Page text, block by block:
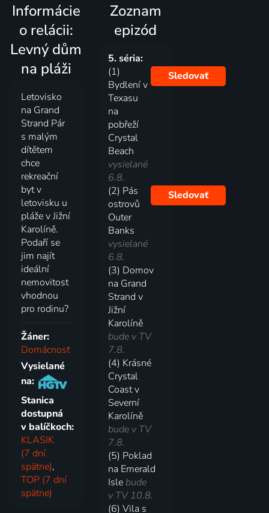
Informácie
o relácii:
Levný dům
na pláži
Letovisko
na Grand
Strand Pár
s malým
dítětem
chce
rekreační
byt v
letovisku u
pláže v Jižní
Karolíně.
Podaří se
jim najít
ideální
nemovitost
vhodnou
pro rodinu?
Žáner:
Domácnosť
Vysielané
na:
Stanica
dostupná
v balíčkoch:
KLASIK
(7 dní
spätne),
TOP (7 dní
spätne)
Zoznam
epizód
5. séria:
(1)
Bydlení v
Texasu
na
pobřeží
Crystal
Beach
vysielané
6.8.
Sledovať
(2) Pás
ostrovů
Outer
Banks
vysielané
6.8.
Sledovať
(3) Domov
na Grand
Strand v
Jižní
Karolíně
bude v TV
7.8.
(4) Krásné
Crystal
Coast v
Severní
Karolíně
bude v TV
7.8.
(5) Poklad
na Emerald
Islebude
v TV 10.8.
(6) Vila s